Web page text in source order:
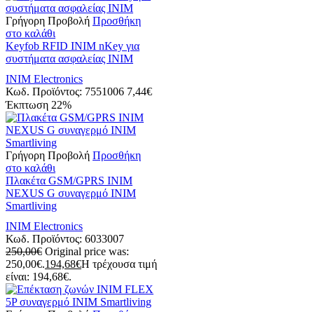
Γρήγορη Προβολή Προσθήκη
στο καλάθι
Keyfob RFID INIM nKey για
συστήματα ασφαλείας INIM
INIM Electronics
Κωδ. Προϊόντος: 7551006 7,44€
Έκπτωση 22%
Γρήγορη Προβολή Προσθήκη
στο καλάθι
Πλακέτα GSM/GPRS INIM
NEXUS G συναγερμό INIM
Smartliving
INIM Electronics
Κωδ. Προϊόντος: 6033007
250,00€ Original price was:
250,00€.194,68€Η τρέχουσα τιμή
είναι: 194,68€.